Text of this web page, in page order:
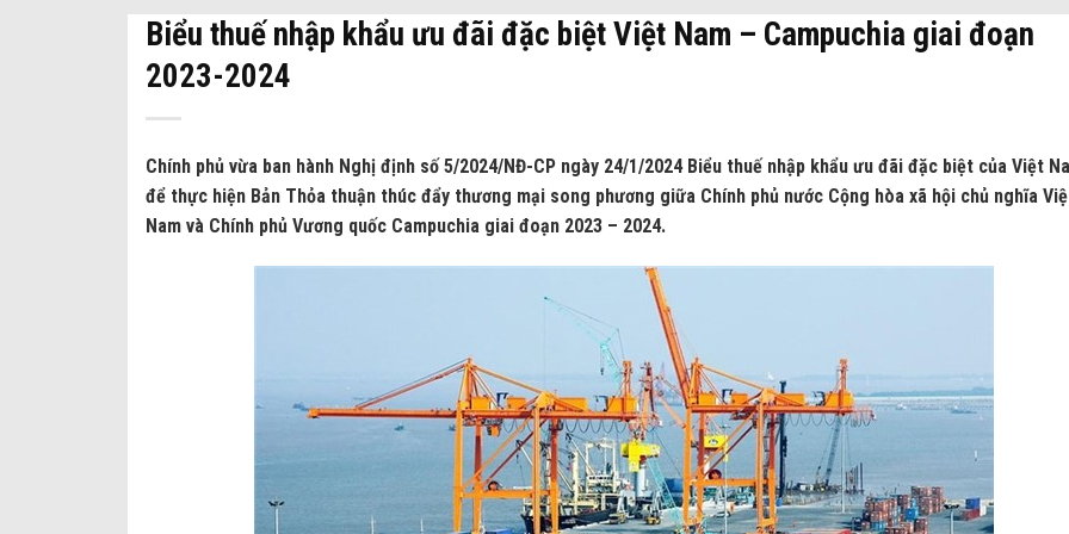
Biểu thuế nhập khẩu ưu đãi đặc biệt Việt Nam – Campuchia giai đoạn
2023-2024
Chính phủ vừa ban hành Nghị định số 5/2024/NĐ-CP ngày 24/1/2024 Biểu thuế nhập khẩu ưu đãi đặc biệt của Việt
để thực hiện Bản Thỏa thuận thúc đẩy thương mại song phương giữa Chính phủ nước Cộng hòa xã hội chủ nghĩa
Nam và Chính phủ Vương quốc Campuchia giai đoạn 2023 – 2024.